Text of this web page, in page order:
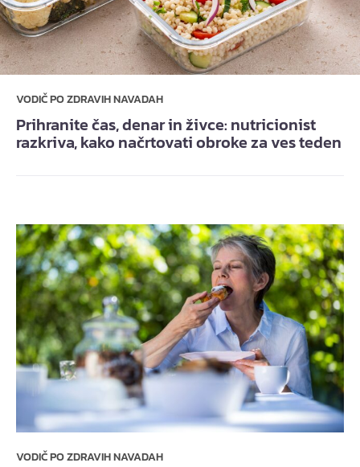
VODIČ PO ZDRAVIH NAVADAH
Prihranite čas, denar in živce: nutricionist
razkriva, kako načrtovati obroke za ves teden
VODIČ PO ZDRAVIH NAVADAH